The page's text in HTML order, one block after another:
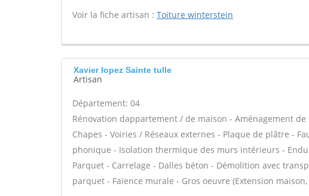
Voir la fiche artisan : Toiture winterstein
Xavier lopez Sainte tulle
Artisan
Département: 04
Rénovation dappartement / de maison - Aménagement
Chapes - Voiries / Réseaux externes - Plaque de plâtre -
phonique - Isolation thermique des murs intérieurs -
Parquet - Carrelage - Dalles béton - Démolition avec
parquet - Faïence murale - Gros oeuvre (Extension